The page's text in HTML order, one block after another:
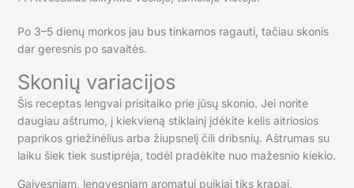
Po 3–5 dienų morkos jau bus tinkamos ragauti, tačiau skonis
dar geresnis po savaitės.
Skonių variacijos
Šis receptas lengvai prisitaiko prie jūsų skonio. Jei norite
daugiau aštrumo, į kiekvieną stiklainį įdėkite kelis aitriosios
paprikos griežinėlius arba žiupsnelį čili dribsnių. Aštrumas su
laiku šiek tiek sustiprėja, todėl pradėkite nuo mažesnio kiekio.
Gaivesniam, lengvesniam aromatui puikiai tiks krapai,